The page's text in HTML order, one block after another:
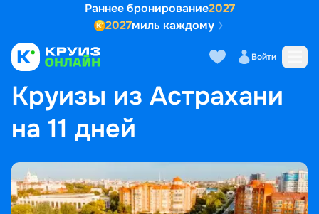
Раннее бронирование2027
2027миль каждому
Войти
ГЛАВНАЯ • ПОПУЛЯРНЫЕ НАПРАВЛЕНИЯ
КРУИЗЫ ИЗ АСТРАХАНИ НА 11 ДНЕЙ
Круизы из Астрахани
на 11 дней